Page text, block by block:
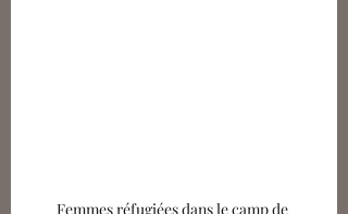
Femmes réfugiées dans le camp de